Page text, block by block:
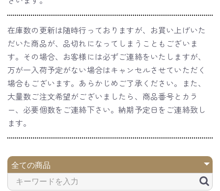
在庫数の更新は随時行っておりますが、お買い上げいた
だいた商品が、品切れになってしまうこともございま
す。その場合、お客様には必ずご連絡をいたしますが、
万が一入荷予定がない場合はキャンセルさせていただく
場合もございます。あらかじめご了承ください。また、
大量数ご注文希望がございましたら、商品番号とカラ
ー、必要個数をご連絡下さい。納期予定日をご連絡致し
ます。